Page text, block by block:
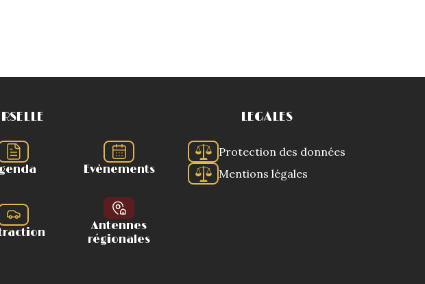
Evènements
Antennes
régionales
LEGALES
Protection des données
Mentions légales